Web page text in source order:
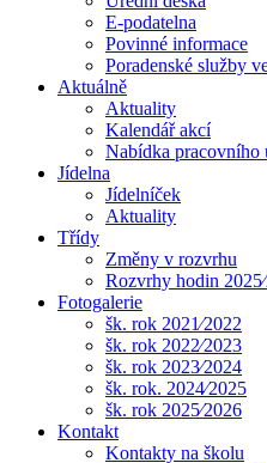
E-podatelna
Povinné informace
Poradenské služby
Aktuálně
Aktuality
Kalendář akcí
Nabídka pracovního
Jídelna
Jídelníček
Aktuality
Třídy
Změny v rozvrhu
Rozvrhy hodin
Fotogalerie
šk. rok 2021⁄2022
šk. rok 2022⁄2023
šk. rok 2023⁄2024
šk. rok. 2024⁄2025
šk. rok 2025⁄2026
Kontakt
Kontakty na školu